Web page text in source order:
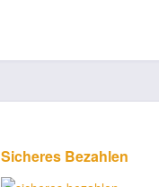
Sicheres Bezahlen